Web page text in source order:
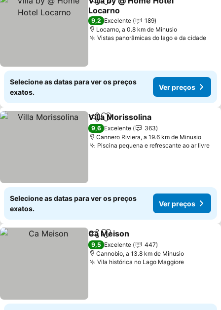
PartilharAdicionar aos favoritos
Locarno
9,2 Excelente
189
Locarno, a 0.8 km de Minusio
Vistas panorâmicas do lago e da cidade
Selecione as datas para ver os preços
exatos.
Ver preços
PartilharAdicionar aos favoritos
Villa Morissolina
9,6 Excelente
363
Cannero Riviera, a 19.6 km de Minusio
Piscina pequena e refrescante ao ar livre
Selecione as datas para ver os preços
exatos.
Ver preços
PartilharAdicionar aos favoritos
Ca Meison
9,5 Excelente
447
Cannobio, a 13.8 km de Minusio
Vila histórica no Lago Maggiore